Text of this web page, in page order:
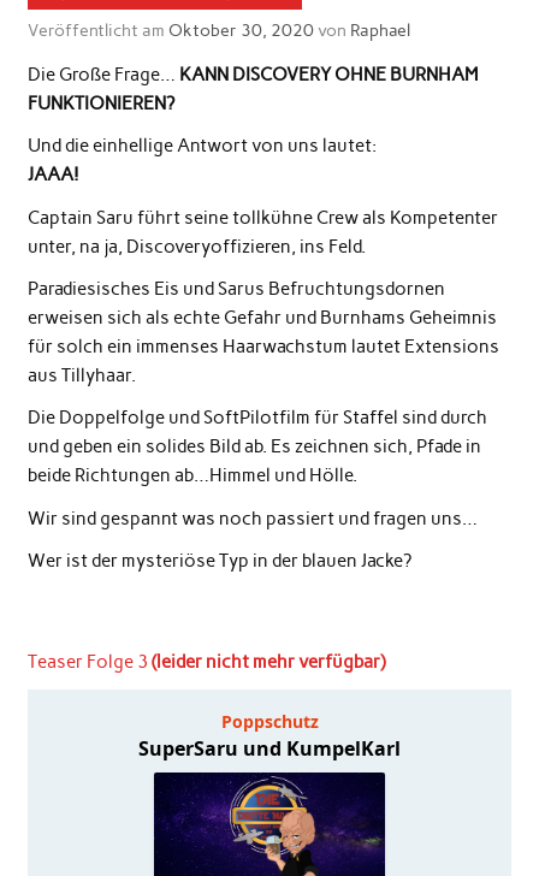
Veröffentlicht am Oktober 30, 2020von Raphael
Die Große Frage… KANN DISCOVERY OHNE BURNHAM
FUNKTIONIEREN?
Und die einhellige Antwort von uns lautet:
JAAA!
Captain Saru führt seine tollkühne Crew als Kompetenter
unter, na ja, Discoveryoffizieren, ins Feld.
Paradiesisches Eis und Sarus Befruchtungsdornen
erweisen sich als echte Gefahr und Burnhams Geheimnis
für solch ein immenses Haarwachstum lautet Extensions
aus Tillyhaar.
Die Doppelfolge und SoftPilotfilm für Staffel sind durch
und geben ein solides Bild ab. Es zeichnen sich, Pfade in
beide Richtungen ab…Himmel und Hölle.
Wir sind gespannt was noch passiert und fragen uns…
Wer ist der mysteriöse Typ in der blauen Jacke?
Teaser Folge 3 (leider nicht mehr verfügbar)